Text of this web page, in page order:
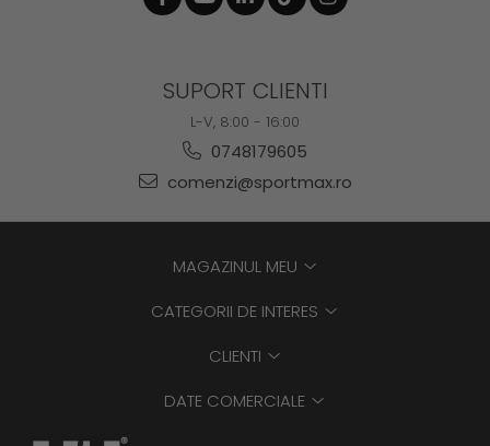
SUPORT CLIENTI
L-V, 8:00 - 16:00
0748179605
comenzi@sportmax.ro
MAGAZINUL MEU
CATEGORII DE INTERES
CLIENTI
DATE COMERCIALE